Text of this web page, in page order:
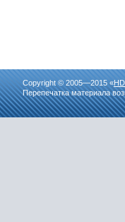
Copyright © 2005—2015 «
Перепечатка материала